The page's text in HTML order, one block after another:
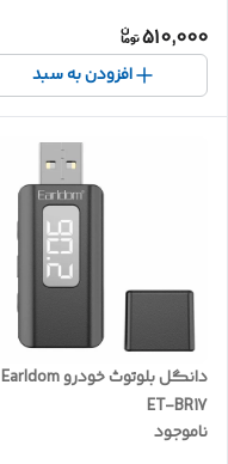
510,000
افزودن به سبد
دانگل بلوتوث خودرو Earldom
ET-BR17
ناموجود